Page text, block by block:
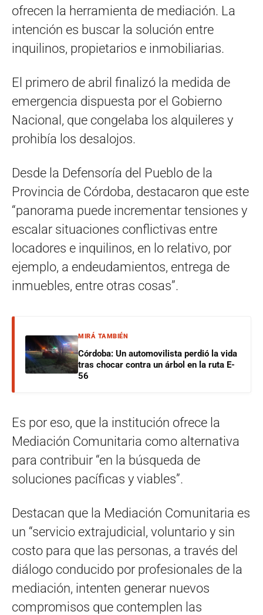
ofrecen la herramienta de mediación. La
intención es buscar la solución entre
inquilinos, propietarios e inmobiliarias.
El primero de abril finalizó la medida de
emergencia dispuesta por el Gobierno
Nacional, que congelaba los alquileres y
prohibía los desalojos.
Desde la Defensoría del Pueblo de la
Provincia de Córdoba, destacaron que este
“panorama puede incrementar tensiones y
escalar situaciones conflictivas entre
locadores e inquilinos, en lo relativo, por
ejemplo, a endeudamientos, entrega de
inmuebles, entre otras cosas”.
MIRÁ TAMBIÉN
Córdoba: Un automovilista perdió la vida
tras chocar contra un árbol en la ruta E-
56
Es por eso, que la institución ofrece la
Mediación Comunitaria como alternativa
para contribuir “en la búsqueda de
soluciones pacíficas y viables”.
Destacan que la Mediación Comunitaria es
un “servicio extrajudicial, voluntario y sin
costo para que las personas, a través del
diálogo conducido por profesionales de la
mediación, intenten generar nuevos
compromisos que contemplen las